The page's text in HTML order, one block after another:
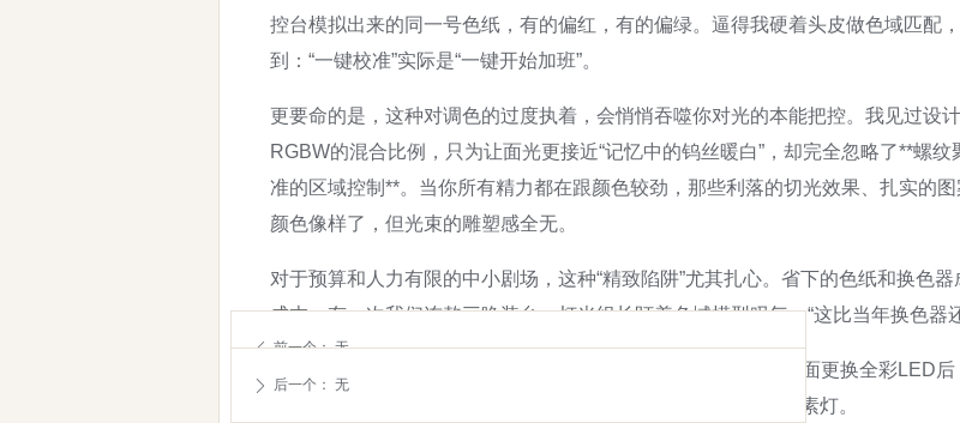
控台模拟出来的同一号色纸，有的偏红，有的偏绿。逼得我硬着头皮做色域匹配
到：“一键校准”实际是“一键开始加班”。
更要命的是，这种对调色的过度执着，会悄悄吞噬你对光的本能把控。我见过设
RGBW的混合比例，只为让面光更接近“记忆中的钨丝暖白”，却完全忽略了**螺
准的区域控制**。当你所有精力都在跟颜色较劲，那些利落的切光效果、扎实的
颜色像样了，但光束的雕塑感全无。
对于预算和人力有限的中小剧场，这种“精致陷阱”尤其扎心。省下的色纸和换色
成本。有一次我们连熬三晚装台，灯光组长盯着色域模型叹气：“这比当年换色器
> ControlBooth论坛上有位技术总监分享过案例：某学院剧院全面更换全彩LED
诉“光线发冷”，院方不得不紧急在面光吊杆上重新加回几盏老卤素灯。
ꄴ 前一个： 无
ꄲ 后一个： 无